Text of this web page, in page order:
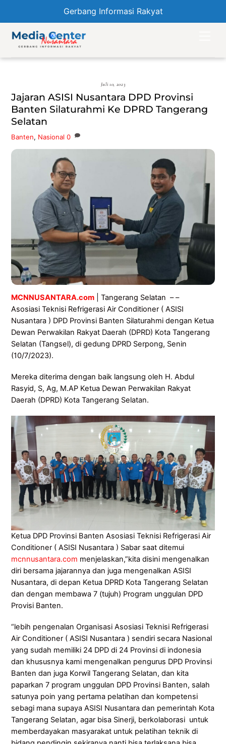
Gerbang Informasi Rakyat
content
Juli 10, 2023
Jajaran ASISI Nusantara DPD Provinsi
Banten Silaturahmi Ke DPRD Tangerang
Selatan
Banten, Nasional 0
MCNNUSANTARA.com | Tangerang Selatan – –
Asosiasi Teknisi Refrigerasi Air Conditioner ( ASISI
Nusantara ) DPD Provinsi Banten Silaturahmi dengan Ketua
Dewan Perwakilan Rakyat Daerah (DPRD) Kota Tangerang
Selatan (Tangsel), di gedung DPRD Serpong, Senin
(10/7/2023).
Mereka diterima dengan baik langsung oleh H. Abdul
Rasyid, S, Ag, M.AP Ketua Dewan Perwakilan Rakyat
Daerah (DPRD) Kota Tangerang Selatan.
Ketua DPD Provinsi Banten Asosiasi Teknisi Refrigerasi Air
Conditioner ( ASISI Nusantara ) Sabar saat ditemui
mcnnusantara.com menjelaskan,”kita disini mengenalkan
diri bersama jajarannya dan juga mengenalkan ASISI
Nusantara, di depan Ketua DPRD Kota Tangerang Selatan
dan dengan membawa 7 (tujuh) Program unggulan DPD
Provisi Banten.
“lebih pengenalan Organisasi Asosiasi Teknisi Refrigerasi
Air Conditioner ( ASISI Nusantara ) sendiri secara Nasional
yang sudah memiliki 24 DPD di 24 Provinsi di indonesia
dan khususnya kami mengenalkan pengurus DPD Provinsi
Banten dan juga Korwil Tangerang Selatan, dan kita
paparkan 7 program unggulan DPD Provinsi Banten, salah
satunya poin yang pertama pelatihan dan kompetensi
sebagi mana supaya ASISI Nusantara dan pemerintah Kota
Tangerang Selatan, agar bisa Sinerji, berkolaborasi untuk
memberdayakan masyarakat untuk pelatihan teknik di